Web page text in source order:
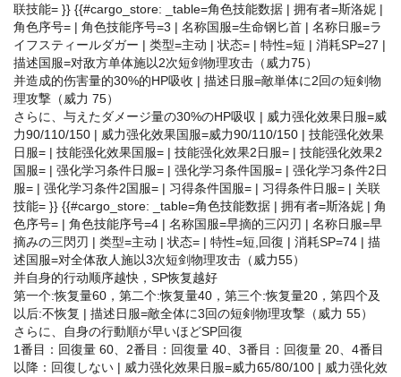
联技能= }} {{#cargo_store: _table=角色技能数据 | 拥有者=斯洛妮 |
角色序号= | 角色技能序号=3 | 名称国服=生命钢匕首 | 名称日服=ラ
イフスティールダガー | 类型=主动 | 状态= | 特性=短 | 消耗SP=27 |
描述国服=对敌方单体施以2次短剑物理攻击（威力75）
并造成的伤害量的30%的HP吸收 | 描述日服=敵単体に2回の短剣物
理攻撃（威力 75）
さらに、与えたダメージ量の30%のHP吸収 | 威力强化效果日服=威
力90/110/150 | 威力强化效果国服=威力90/110/150 | 技能强化效果
日服= | 技能强化效果国服= | 技能强化效果2日服= | 技能强化效果2
国服= | 强化学习条件日服= | 强化学习条件国服= | 强化学习条件2日
服= | 强化学习条件2国服= | 习得条件国服= | 习得条件日服= | 关联
技能= }} {{#cargo_store: _table=角色技能数据 | 拥有者=斯洛妮 | 角
色序号= | 角色技能序号=4 | 名称国服=早摘的三闪刃 | 名称日服=早
摘みの三閃刃 | 类型=主动 | 状态= | 特性=短,回復 | 消耗SP=74 | 描
述国服=对全体敌人施以3次短剑物理攻击（威力55）
并自身的行动顺序越快，SP恢复越好
第一个:恢复量60，第二个:恢复量40，第三个:恢复量20，第四个及
以后:不恢复 | 描述日服=敵全体に3回の短剣物理攻撃（威力 55）
さらに、自身の行動順が早いほどSP回復
1番目：回復量 60、2番目：回復量 40、3番目：回復量 20、4番目
以降：回復しない | 威力强化效果日服=威力65/80/100 | 威力强化效